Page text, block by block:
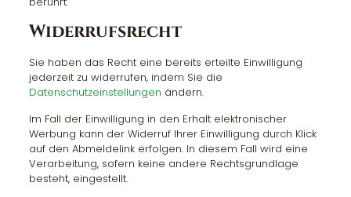
Widerrufsrecht
Sie haben das Recht eine bereits erteilte Einwilligung
jederzeit zu widerrufen, indem Sie die
Datenschutzeinstellungen ändern.
Im Fall der Einwilligung in den Erhalt elektronischer
Werbung kann der Widerruf Ihrer Einwilligung durch Klick
auf den Abmeldelink erfolgen. In diesem Fall wird eine
Verarbeitung, sofern keine andere Rechtsgrundlage
besteht, eingestellt.